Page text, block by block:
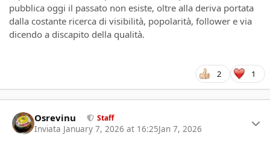
pubblica oggi il passato non esiste, oltre alla deriva portata
dalla costante ricerca di visibilità, popolarità, follower e via
dicendo a discapito della qualità.
2 1
Osrevinu Staff
Inviata January 7, 2026 at 16:25Jan 7, 2026